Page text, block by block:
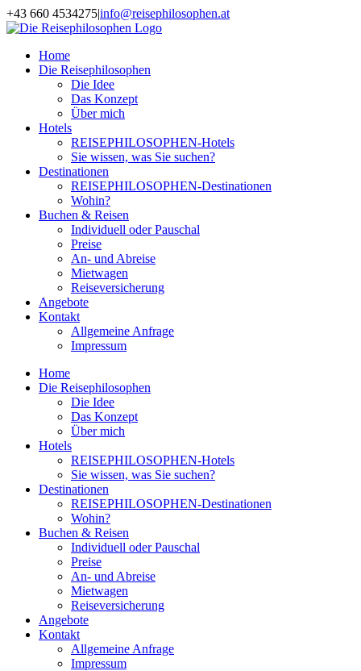
Zum
Inhalt
+43 660 4534275|info@reisephilosophen.at
Facebook
Instagram
LinkedIn
Pinterest
Home
Die Reisephilosophen
Die Idee
Das Konzept
Über mich
Hotels
REISEPHILOSOPHEN-Hotels
Sie wissen, was Sie suchen?
Destinationen
REISEPHILOSOPHEN-Destinationen
Wohin?
Buchen & Reisen
Individuell oder Pauschal
Preise
An- und Abreise
Mietwagen
Reiseversicherung
Angebote
Kontakt
Allgemeine Anfrage
Impressum
Home
Die Reisephilosophen
Die Idee
Das Konzept
Über mich
Hotels
REISEPHILOSOPHEN-Hotels
Sie wissen, was Sie suchen?
Destinationen
REISEPHILOSOPHEN-Destinationen
Wohin?
Buchen & Reisen
Individuell oder Pauschal
Preise
An- und Abreise
Mietwagen
Reiseversicherung
Angebote
Kontakt
Allgemeine Anfrage
Impressum